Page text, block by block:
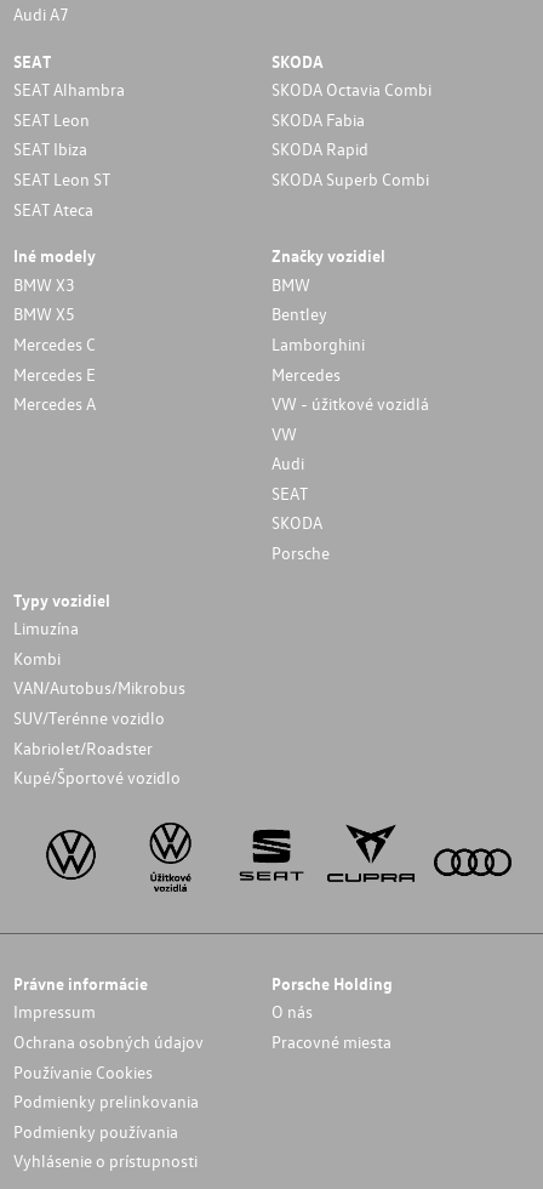
Audi A7
SEAT
SEAT Alhambra
SEAT Leon
SEAT Ibiza
SEAT Leon ST
SEAT Ateca
SKODA
SKODA Octavia Combi
SKODA Fabia
SKODA Rapid
SKODA Superb Combi
Iné modely
BMW X3
BMW X5
Mercedes C
Mercedes E
Mercedes A
Značky vozidiel
BMW
Bentley
Lamborghini
Mercedes
VW - úžitkové vozidlá
VW
Audi
SEAT
SKODA
Porsche
Typy vozidiel
Limuzína
Kombi
VAN/Autobus/Mikrobus
SUV/Terénne vozidlo
Kabriolet/Roadster
Kupé/Športové vozidlo
Právne informácie
Impressum
Ochrana osobných údajov
Používanie Cookies
Podmienky prelinkovania
Podmienky používania
Vyhlásenie o prístupnosti
Porsche Holding
O nás
Pracovné miesta